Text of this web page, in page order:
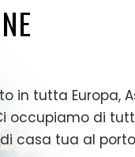
in tutta Europa,
occupiamo di
casa tua al